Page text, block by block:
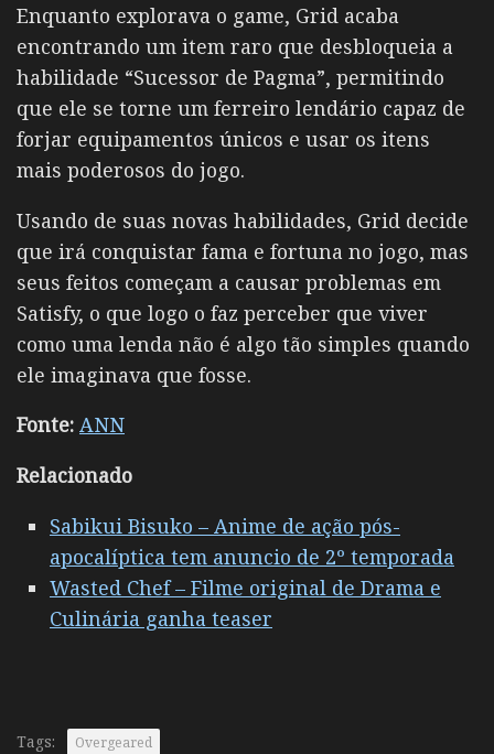
Enquanto explorava o game, Grid acaba
encontrando um item raro que desbloqueia a
habilidade “Sucessor de Pagma”, permitindo
que ele se torne um ferreiro lendário capaz de
forjar equipamentos únicos e usar os itens
mais poderosos do jogo.
Usando de suas novas habilidades, Grid decide
que irá conquistar fama e fortuna no jogo, mas
seus feitos começam a causar problemas em
Satisfy, o que logo o faz perceber que viver
como uma lenda não é algo tão simples quando
ele imaginava que fosse.
Fonte: ANN
Relacionado
Sabikui Bisuko – Anime de ação pós-
apocalíptica tem anuncio de 2º temporada
Wasted Chef – Filme original de Drama e
Culinária ganha teaser
Tags:
Overgeared